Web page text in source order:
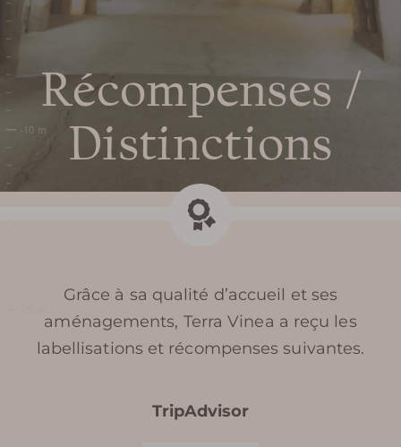
Récompenses /
Distinctions
Grâce à sa qualité d’accueil et ses
aménagements, Terra Vinea a reçu les
labellisations et récompenses suivantes.
TripAdvisor